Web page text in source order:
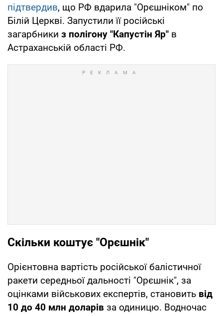
підтвердив, що РФ вдарила "Орєшніком" по
Білій Церкві. Запустили її російські
загарбники з полігону "Капустін Яр" в
Астраханській області РФ.
Скільки коштує "Орєшнік"
Орієнтовна вартість російської балістичної
ракети середньої дальності "Орєшнік", за
оцінками військових експертів, становить від
10 до 40 млн доларів за одиницю. Водночас